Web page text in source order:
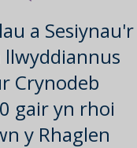
a Sesiynau'r
llwyddiannus
Crynodeb
gair yn rhoi
y Rhaglen